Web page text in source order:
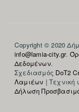
Section
footer-
fifth
Copyright © 2020
info@lamia-city.gr.
Δεδομένων.
Σχεδιασμός DoT2
Λαμιέων | Τεχνική
Δήλωση